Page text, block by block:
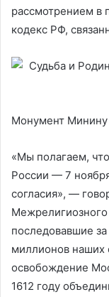
рассмотрением в
кодекс РФ,
Монумент
«Мы полагаем,
России — 7
согласия», —
Межрелигиозного
последовавшие
миллионов наших
освобождение
1612 году